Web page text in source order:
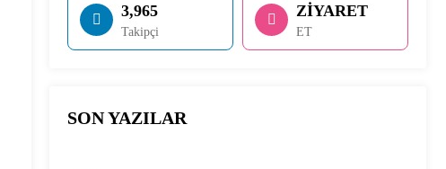
3,965
Takipçi
ZİYARET
ET
SON YAZILAR